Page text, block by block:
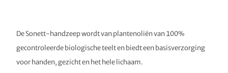
De Sonett-handzeep wordt van plantenoliën van 100%
gecontroleerde biologische teelt en biedt een basisverzorging
voor handen, gezicht en het hele lichaam.